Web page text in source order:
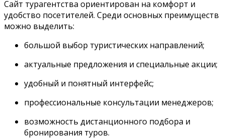
Сайт турагентства ориентирован на комфорт и
удобство посетителей. Среди основных преимуществ
можно выделить:
большой выбор туристических направлений;
актуальные предложения и специальные акции;
удобный и понятный интерфейс;
профессиональные консультации менеджеров;
возможность дистанционного подбора и
бронирования туров.